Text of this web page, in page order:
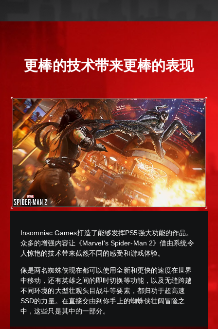
更棒的技术带来更棒的表现
Insomniac Games打造了能够发挥PS5强大功能的作品。
众多的增强内容让《Marvel's Spider-Man 2》借由系统令
人惊艳的技术带来截然不同的感受和游戏体验。
像是两名蜘蛛侠现在都可以使用全新和更快的速度在世界
中移动，还有英雄之间的即时切换等功能，以及无缝跨越
不同环境的大型壮观头目战斗等要素，都归功于超高速
SSD的力量。在直接交由到你手上的蜘蛛侠壮阔冒险之
中，这些只是其中的一部分。